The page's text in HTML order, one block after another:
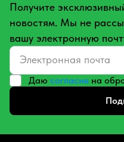
Получите
новостям. Мы не
вашу электронную
Даю согласие на